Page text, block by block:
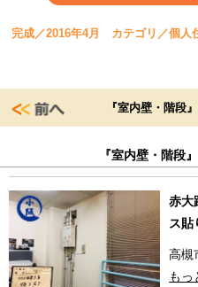
完成／2016年4月 カテゴリ／個人
『室内壁・階段
『室内壁・階段
赤大
ス
高槻
もっ